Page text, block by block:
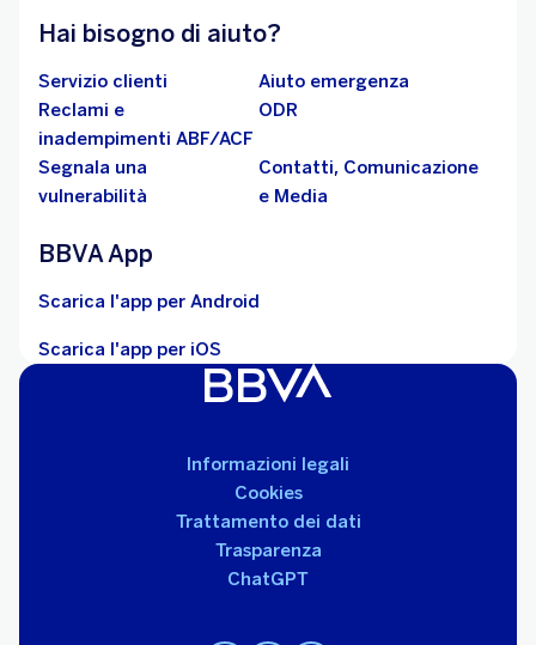
Hai bisogno di aiuto?
Servizio clienti
Aiuto emergenza
Reclami e
inadempimenti ABF/ACF
ODR
Segnala una
vulnerabilità
Contatti, Comunicazione
e Media
BBVA App
Scarica l'app per Android
Scarica l'app per iOS
Informazioni legali
Cookies
Trattamento dei dati
Trasparenza
ChatGPT